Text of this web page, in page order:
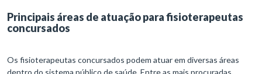
Principais áreas de atuação para fisioterapeutas
concursados
Os fisioterapeutas concursados podem atuar em diversas áreas